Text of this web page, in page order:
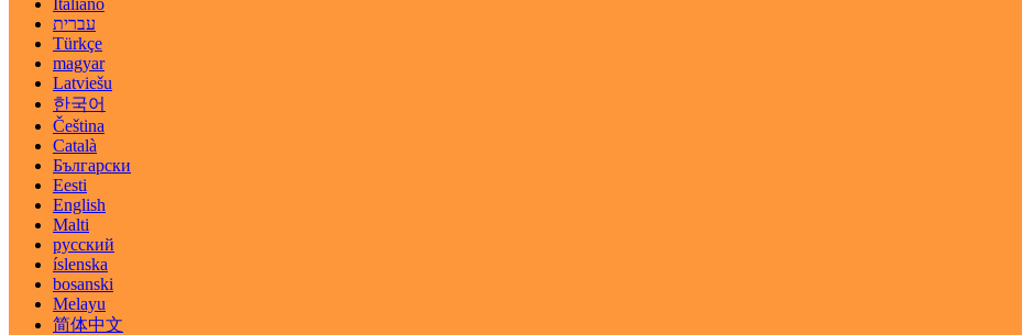
Italiano
עברית
Türkçe
magyar
Latviešu
한국어
Čeština
Català
Български
Eesti
English
Malti
русский
íslenska
bosanski
Melayu
简体中文